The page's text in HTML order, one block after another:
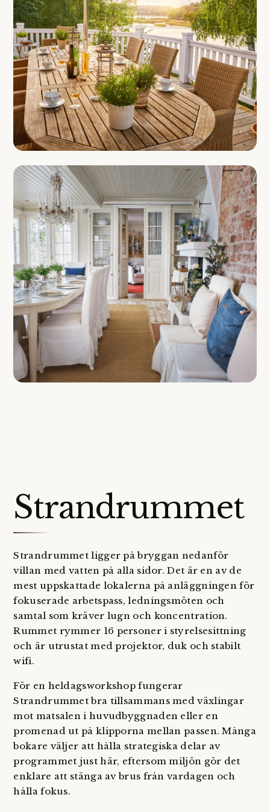
Strandrummet
Strandrummet ligger på bryggan nedanför
villan med vatten på alla sidor. Det är en av de
mest uppskattade lokalerna på anläggningen för
fokuserade arbetspass, ledningsmöten och
samtal som kräver lugn och koncentration.
Rummet rymmer 16 personer i styrelsesittning
och är utrustat med projektor, duk och stabilt
wifi.
För en heldagsworkshop fungerar
Strandrummet bra tillsammans med växlingar
mot matsalen i huvudbyggnaden eller en
promenad ut på klipporna mellan passen. Många
bokare väljer att hålla strategiska delar av
programmet just här, eftersom miljön gör det
enklare att stänga av brus från vardagen och
hålla fokus.